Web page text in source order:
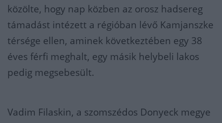
közölte, hogy nap közben az orosz hadsereg
támadást intézett a régióban lévő Kamjanszke
térsége ellen, aminek következtében egy 38
éves férfi meghalt, egy másik helybeli lakos
pedig megsebesült.
Vadim Filaskin, a szomszédos Donyeck megye